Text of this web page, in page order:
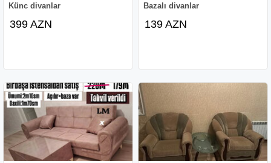
Künc divanlar
399 AZN
Bazalı divanlar
139 AZN